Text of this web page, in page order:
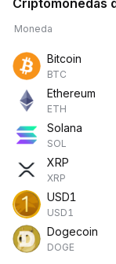
Criptomonedas
Moneda
Bitcoin
BTC
Ethereum
ETH
Solana
SOL
XRP
XRP
USD1
USD1
Dogecoin
DOGE